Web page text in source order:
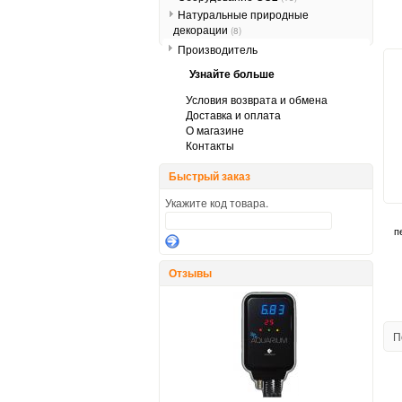
Натуральные природные
декорации (8)
Производитель
Узнайте больше
Условия возврата и обмена
Доставка и оплата
О магазине
Контакты
Быстрый заказ
Укажите код товара.
Отзывы